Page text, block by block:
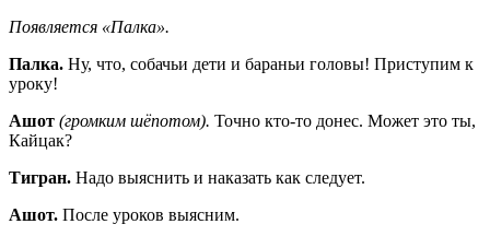
Появляется «Палка».
Палка. Ну, что, собачьи дети и бараньи головы! Приступим к
уроку!
Ашот (громким шёпотом). Точно кто-то донес. Может это ты,
Кайцак?
Тигран. Надо выяснить и наказать как следует.
Ашот. После уроков выясним.